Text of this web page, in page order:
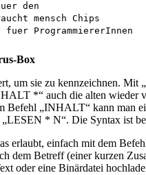
den
mensch Chips
Box
um sie zu kennzeichnen. Mit
*“ auch die alten wieder
Befehl „INHALT“ kann man
* N“. Die Syntax ist
erlaubt, einfach mit dem
dem Betreff (einer kurzen
oder eine Binärdatei